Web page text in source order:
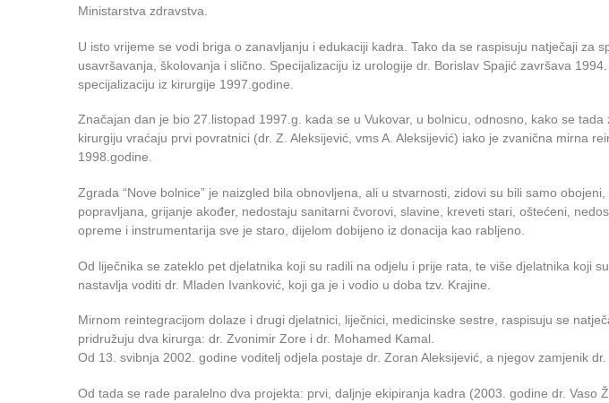
Ministarstva zdravstva.
U isto vrijeme se vodi briga o zanavljanju i edukaciji kadra. Tako da se raspisuju natječaji za
usavršavanja, školovanja i slično. Specijalizaciju iz urologije dr. Borislav Spajić završava
specijalizaciju iz kirurgije 1997.godine.
Značajan dan je bio 27.listopad 1997.g. kada se u Vukovar, u bolnicu, odnosno, kako se tada
kirurgiju vraćaju prvi povratnici (dr. Z. Aleksijević, vms A. Aleksijević) iako je zvanična mirna
1998.godine.
Zgrada “Nove bolnice” je naizgled bila obnovljena, ali u stvarnosti, zidovi su bili samo
popravljana, grijanje akođer, nedostaju sanitarni čvorovi, slavine, kreveti stari, oštećeni,
opreme i instrumentarija sve je staro, dijelom dobijeno iz donacija kao rabljeno.
Od liječnika se zateklo pet djelatnika koji su radili na odjelu i prije rata, te više djelatnika koji
nastavlja voditi dr. Mladen Ivanković, koji ga je i vodio u doba tzv. Krajine.
Mirnom reintegracijom dolaze i drugi djelatnici, liječnici, medicinske sestre, raspisuju se
pridružuju dva kirurga: dr. Zvonimir Zore i dr. Mohamed Kamal.
Od 13. svibnja 2002. godine voditelj odjela postaje dr. Zoran Aleksijević, a njegov zamjenik dr.
Od tada se rade paralelno dva projekta: prvi, daljnje ekipiranja kadra (2003. godine dr. Vaso